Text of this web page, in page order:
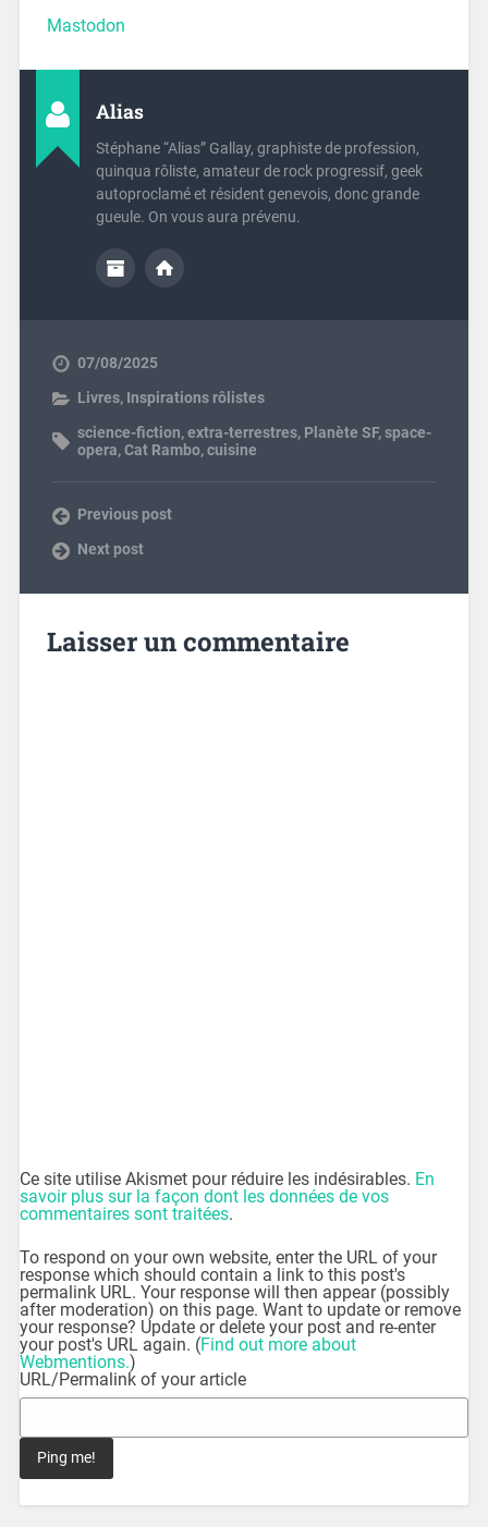
Mastodon
Alias
Stéphane “Alias” Gallay, graphiste de profession,
quinqua rôliste, amateur de rock progressif, geek
autoproclamé et résident genevois, donc grande
gueule. On vous aura prévenu.
07/08/2025
Livres, Inspirations rôlistes
science-fiction,extra-terrestres, Planète SF,space-
opera,Cat Rambo,cuisine
Previous post
Next post
Laisser un commentaire
Ce site utilise Akismet pour réduire les indésirables. En
savoir plus sur la façon dont les données de vos
commentaires sont traitées.
To respond on your own website, enter the URL of your
response which should contain a link to this post's
permalink URL. Your response will then appear (possibly
after moderation) on this page. Want to update or remove
your response? Update or delete your post and re-enter
your post's URL again. (Find out more about
Webmentions.)
URL/Permalink of your article